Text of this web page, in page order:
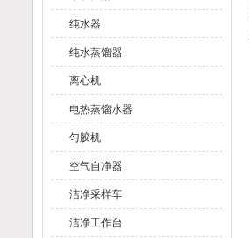
纯水器
纯水蒸馏器
离心机
电热蒸馏水器
匀胶机
空气自净器
洁净采样车
洁净工作台